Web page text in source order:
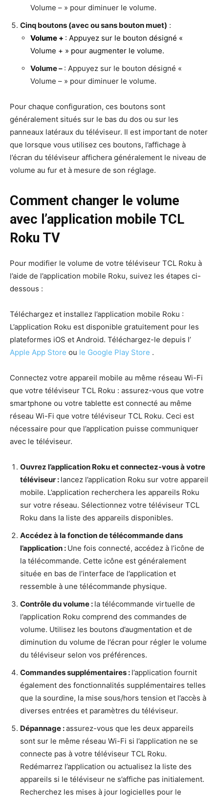
Volume – » pour diminuer le volume.
Cinq boutons (avec ou sans bouton muet) :
Volume + : Appuyez sur le bouton désigné «
Volume + » pour augmenter le volume.
Volume – : Appuyez sur le bouton désigné «
Volume – » pour diminuer le volume.
Pour chaque configuration, ces boutons sont
généralement situés sur le bas du dos ou sur les
panneaux latéraux du téléviseur. Il est important de noter
que lorsque vous utilisez ces boutons, l’affichage à
l’écran du téléviseur affichera généralement le niveau de
volume au fur et à mesure de son réglage.
Comment changer le volume
avec l’application mobile TCL
Roku TV
Pour modifier le volume de votre téléviseur TCL Roku à
l’aide de l’application mobile Roku, suivez les étapes ci-
dessous :
Téléchargez et installez l’application mobile Roku :
L’application Roku est disponible gratuitement pour les
plateformes iOS et Android. Téléchargez-le depuis l’
Apple App Store ou le Google Play Store .
Connectez votre appareil mobile au même réseau Wi-Fi
que votre téléviseur TCL Roku : assurez-vous que votre
smartphone ou votre tablette est connecté au même
réseau Wi-Fi que votre téléviseur TCL Roku. Ceci est
nécessaire pour que l’application puisse communiquer
avec le téléviseur.
Ouvrez l’application Roku et connectez-vous à votre
téléviseur : lancez l’application Roku sur votre appareil
mobile. L’application recherchera les appareils Roku
sur votre réseau. Sélectionnez votre téléviseur TCL
Roku dans la liste des appareils disponibles.
Accédez à la fonction de télécommande dans
l’application : Une fois connecté, accédez à l’icône de
la télécommande. Cette icône est généralement
située en bas de l’interface de l’application et
ressemble à une télécommande physique.
Contrôle du volume : la télécommande virtuelle de
l’application Roku comprend des commandes de
volume. Utilisez les boutons d’augmentation et de
diminution du volume de l’écran pour régler le volume
du téléviseur selon vos préférences.
Commandes supplémentaires : l’application fournit
également des fonctionnalités supplémentaires telles
que la sourdine, la mise sous/hors tension et l’accès à
diverses entrées et paramètres du téléviseur.
Dépannage :assurez-vous que les deux appareils
sont sur le même réseau Wi-Fi si l’application ne se
connecte pas à votre téléviseur TCL Roku.
Redémarrez l’application ou actualisez la liste des
appareils si le téléviseur ne s’affiche pas initialement.
Recherchez les mises à jour logicielles pour le